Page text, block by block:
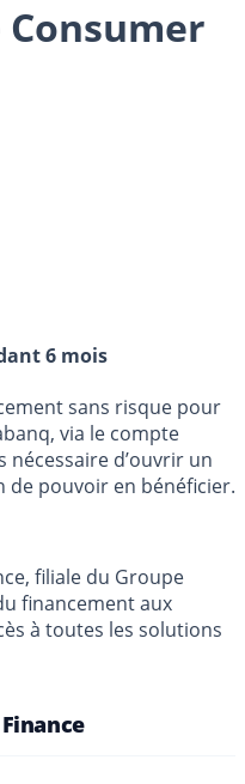
6 mois
sans risque pour
via le compte
nécessaire d’ouvrir un
pouvoir en bénéficier.
filiale du Groupe
financement aux
à toutes les solutions